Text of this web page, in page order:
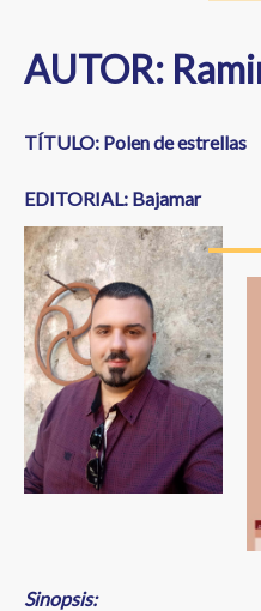
AUTOR:
TÍTULO: Polen de estrellas
EDITORIAL: Bajamar
Sinopsis: